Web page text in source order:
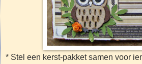
* Stel een kerst-pakket samen voor